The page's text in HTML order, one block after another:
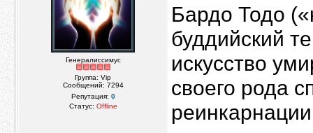
Генералиссимус
Группа: Vip
Сообщений: 7294
Репутация: 0
Статус: Offline
Бардо Тодо
буддийский
искусство
своего рода